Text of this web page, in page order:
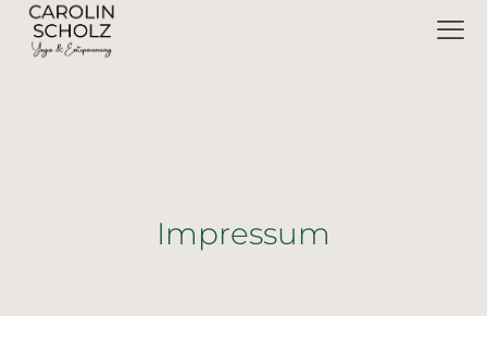
Impressum